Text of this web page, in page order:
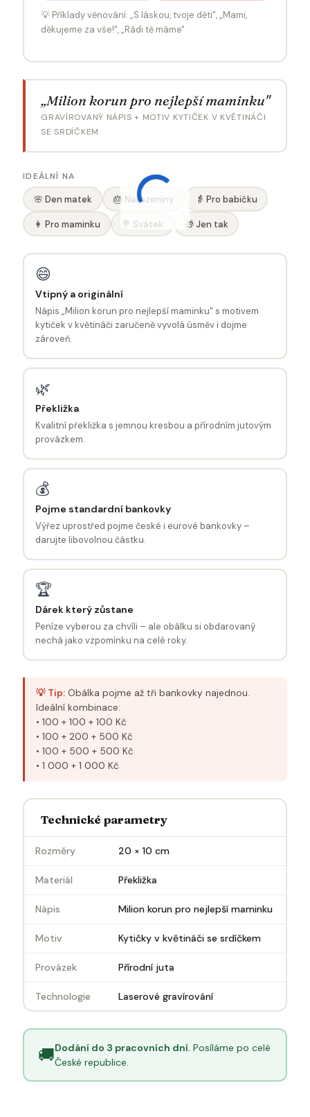
💡 Příklady věnování: „S láskou, tvoje děti", „Mami,
děkujeme za vše!", „Rádi tě máme"
„Milion korun pro nejlepší maminku"
GRAVÍROVANÝ NÁPIS + MOTIV KYTIČEK V KVĚTINÁČI
SE SRDÍČKEM
IDEÁLNÍ NA
🌸 Den matek 🎂 Narozeniny 👵 Pro babičku
👩 Pro maminku 💐 Svátek 🎁 Jen tak
😄
Vtipný a originální
Nápis „Milion korun pro nejlepší maminku" s motivem
kytiček v květináči zaručeně vyvolá úsměv i dojme
zároveň.
🌿
Překližka
Kvalitní překližka s jemnou kresbou a přírodním jutovým
provázkem.
💰
Pojme standardní bankovky
Výřez uprostřed pojme české i eurové bankovky –
darujte libovolnou částku.
🏆
Dárek který zůstane
Peníze vyberou za chvíli – ale obálku si obdarovaný
nechá jako vzpomínku na celé roky.
💡 Tip: Obálka pojme až tři bankovky najednou.
Ideální kombinace:
• 100 + 100 + 100 Kč
• 100 + 200 + 500 Kč
• 100 + 500 + 500 Kč
• 1 000 + 1 000 Kč
Technické parametry
Rozměry 20 × 10 cm
Materiál Překližka
Nápis Milion korun pro nejlepší maminku
Motiv Kytičky v květináči se srdíčkem
Provázek Přírodní juta
Technologie Laserové gravírování
🚚Dodání do 3 pracovních dní.Posíláme po celé
České republice.